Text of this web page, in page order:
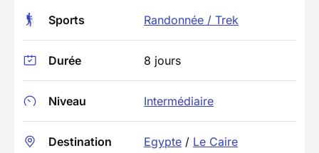
Sports Randonnée / Trek
Durée 8 jours
Niveau Intermédiaire
Destination Egypte / Le Caire